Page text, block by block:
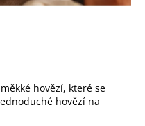
hovězí, které se
hovězí na